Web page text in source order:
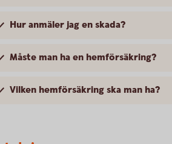
Hur anmäler jag en skada?
Måste man ha en hemförsäkring?
Vilken hemförsäkring ska man ha?